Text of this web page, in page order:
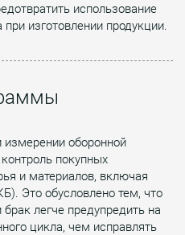
использование
изготовлении продукции.
оборонной
покупных
и материалов, включая
Это обусловлено тем, что
легче предупредить на
цикла, чем исправлять